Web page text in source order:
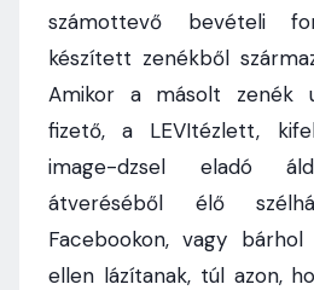
számottevő bevételi
készített zenékből
Amikor a másolt zenék
fizető, a LEVItézlett,
image-dzsel eladó
átveréséből élő
Facebookon, vagy
ellen lázítanak, túl azon,